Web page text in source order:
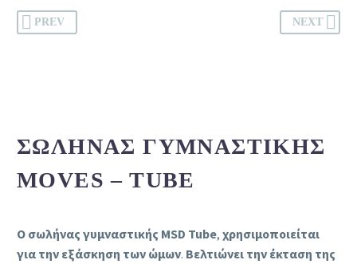
PREV NEXT
ΣΩΛΉΝΑΣ ΓΥΜΝΑΣΤΙΚΉΣ
MOVES – TUBE
Ο σωλήνας γυμναστικής MSD Tube, χρησιμοποιείται
για την εξάσκηση των ώμων. Βελτιώνει την έκταση της